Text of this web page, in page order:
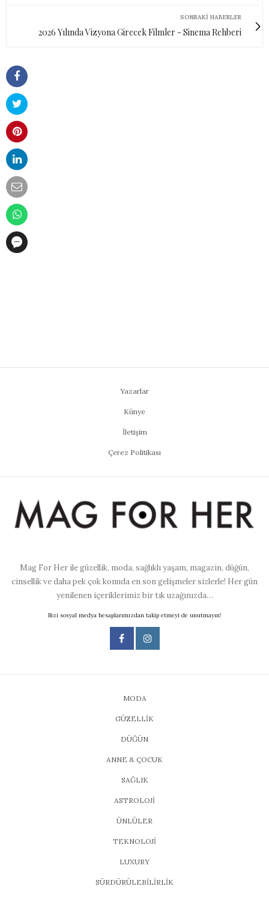
SONRAKI HABERLER
2026 Yılında Vizyona Girecek Filmler - Sinema Rehberi
Yazarlar
Künye
İletişim
Çerez Politikası
Mag For Her ile güzellik, moda, sağlıklı yaşam, magazin, düğün,
cinsellik ve daha pek çok konuda en son gelişmeler sizlerle! Her gün
yenilenen içeriklerimiz bir tık uzağınızda…
Bizi sosyal medya hesaplarımızdan takip etmeyi de unutmayın!
MODA
GÜZELLİK
DÜĞÜN
ANNE & ÇOCUK
SAĞLIK
ASTROLOJİ
ÜNLÜLER
TEKNOLOJİ
LUXURY
SÜRDÜRÜLEBİLİRLİK